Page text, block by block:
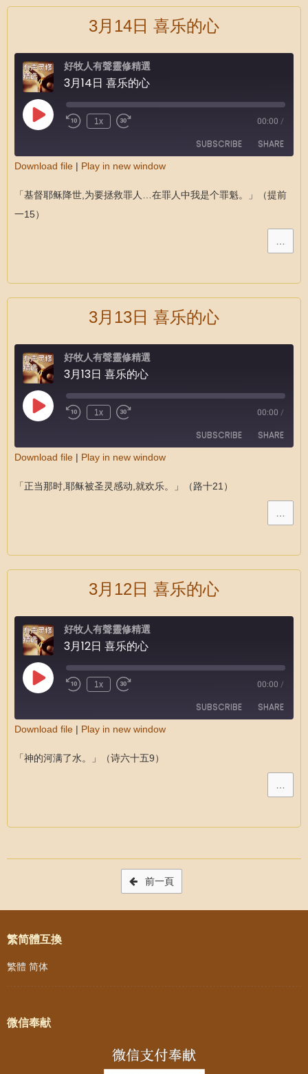
3月14日 喜乐的心
好牧人有聲靈修精選
3月14日 喜乐的心
1x 00:00 /
SUBSCRIBE SHARE
RSS FEED
LINK
Download file | Play in new window
「基督耶稣降世,为要拯救罪人…在罪人中我是个罪魁。」（提前
一15）
…
3月13日 喜乐的心
好牧人有聲靈修精選
3月13日 喜乐的心
1x 00:00 /
SUBSCRIBE SHARE
RSS FEED
Download file | Play in new window
「正当那时,耶稣被圣灵感动,就欢乐。」（路十21）
…
3月12日 喜乐的心
好牧人有聲靈修精選
3月12日 喜乐的心
1x 00:00 /
SUBSCRIBE SHARE
RSS FEED
Download file | Play in new window
「神的河满了水。」（诗六十五9）
…
Post navigation
前一頁
繁简體互換
繁體 简体
微信奉献